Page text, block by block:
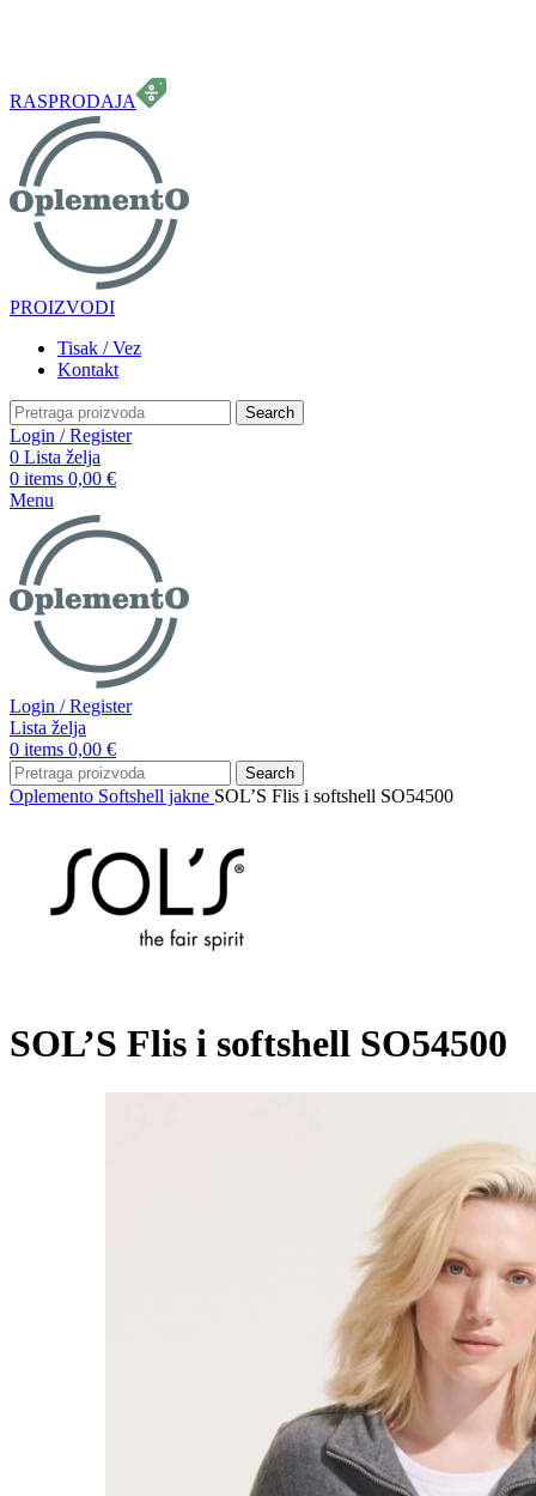
RASPRODAJA
PROIZVODI
Tisak / Vez
Kontakt
Search
Login / Register
0 Lista želja
0 items 0,00 €
Menu
Login / Register
Lista želja
0 items 0,00 €
Search
Oplemento Softshell jakne SOL’S Flis i softshell SO54500
SOL’S Flis i softshell SO54500